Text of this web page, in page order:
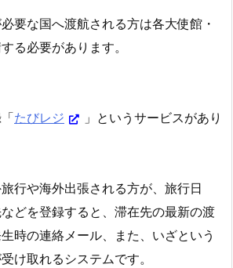
要な国へ渡航される方は各大使館・
る必要があります。
たびレジ
」というサービスがあり
行や海外出張される方が、旅行日
どを登録すると、滞在先の最新の渡
時の連絡メール、また、いざという
け取れるシステムです。